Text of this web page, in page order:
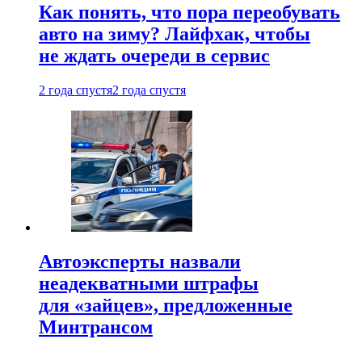
Как понять, что пора переобувать
авто на зиму? Лайфхак, чтобы
не ждать очереди в сервис
2 года спустя2 года спустя
Автоэксперты назвали
неадекватными штрафы
для «зайцев», предложенные
Минтрансом